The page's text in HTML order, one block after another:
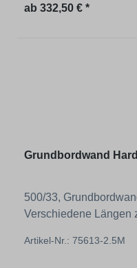
Regulärer Preis:
ab 332,50 € *
Grundbordwand
500/33,
Verschiedene Längen
Artikel-Nr.: 75613-2.5M